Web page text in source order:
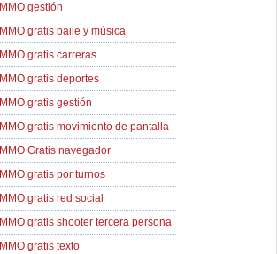
MMO gestión
MMO gratis baile y música
MMO gratis carreras
MMO gratis deportes
MMO gratis gestión
MMO gratis movimiento de pantalla
MMO Gratis navegador
MMO gratis por turnos
MMO gratis red social
MMO gratis shooter tercera persona
MMO gratis texto